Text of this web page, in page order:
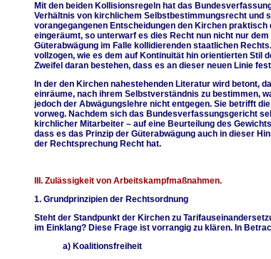
Mit den beiden Kollisionsregeln hat das
Verhältnis von kirchlichem Selbstbestimmungsrecht und
vorangegangenen Entscheidungen den Kirchen
eingeräumt, so unterwarf es dies Recht nun nicht nur
Güterabwägung im Falle kollidierenden staatlichen
vollzogen, wie es dem auf Kontinuität hin orientierten Stil
Zweifel daran bestehen, dass es an dieser neuen Linie
In der den Kirchen nahestehenden Literatur wird betont,
einräume, nach ihrem Selbstverständnis zu bestimmen,
jedoch der Abwägungslehre nicht entgegen. Sie betrifft
vorweg. Nachdem sich das Bundesverfassungsgericht
kirchlicher Mitarbeiter – auf eine Beurteilung des
dass es das Prinzip der Güterabwägung auch in dieser
der Rechtsprechung Recht hat.
III. Zulässigkeit von Arbeitskampfmaßnahmen.
1. Grundprinzipien der Rechtsordnung
Steht der Standpunkt der Kirchen zu
im Einklang? Diese Frage ist vorrangig zu klären. In
a) Koalitionsfreiheit